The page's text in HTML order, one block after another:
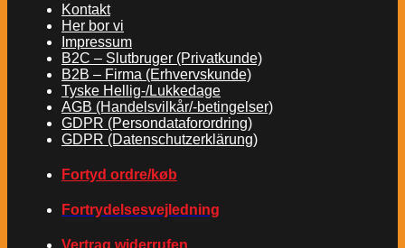
Kontakt
Her bor vi
Impressum
B2C – Slutbruger (Privatkunde)
B2B – Firma (Erhvervskunde)
Tyske Hellig-/Lukkedage
AGB (Handelsvilkår/-betingelser)
GDPR (Persondataforordring)
GDPR (Datenschutzerklärung)
Fortyd ordre/køb
Fortrydelsesvejledning